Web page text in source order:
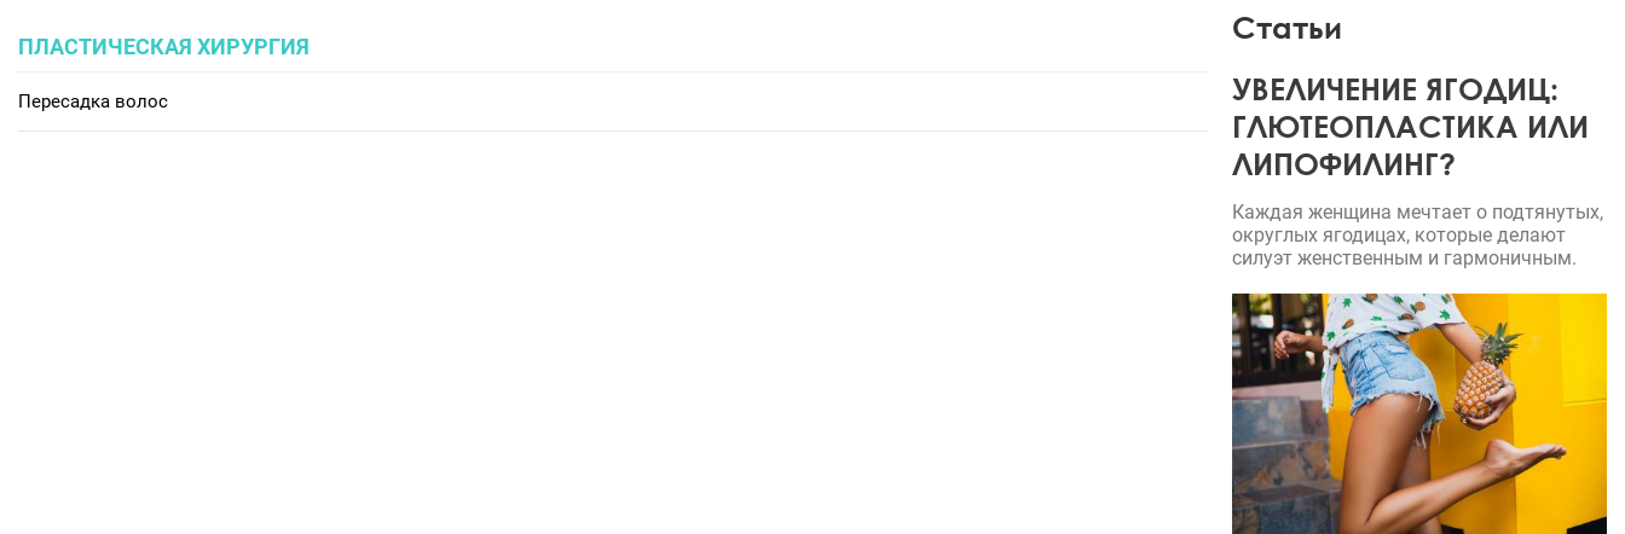
ПЛАСТИЧЕСКАЯ ХИРУРГИЯ
Пересадка волос
Статьи
УВЕЛИЧЕНИЕ ЯГОДИЦ:
ГЛЮТЕОПЛАСТИКА ИЛИ
ЛИПОФИЛИНГ?
Каждая женщина мечтает о подтянутых,
округлых ягодицах, которые делают
силуэт женственным и гармоничным.